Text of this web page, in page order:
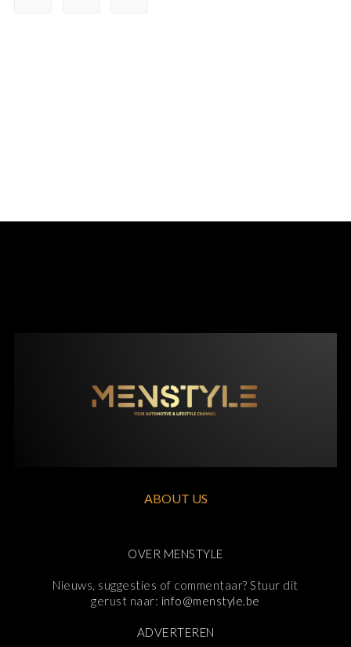
ABOUT US
OVER MENSTYLE
Nieuws, suggesties of commentaar? Stuur dit
gerust naar: info@menstyle.be
ADVERTEREN